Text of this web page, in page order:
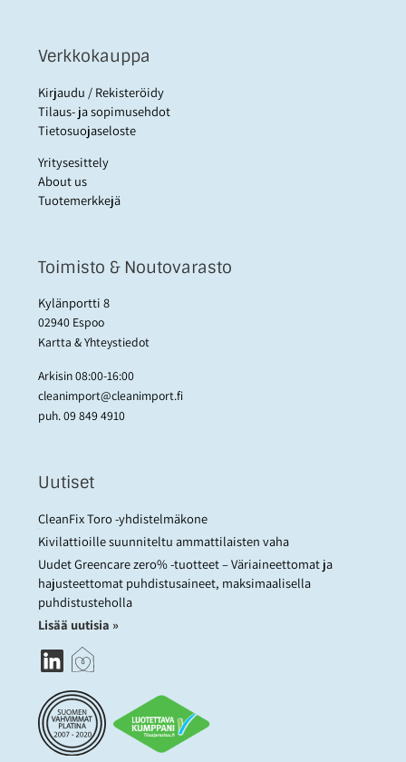
Verkkokauppa
Kirjaudu / Rekisteröidy
Tilaus- ja sopimusehdot
Tietosuojaseloste
Yritysesittely
About us
Tuotemerkkejä
Toimisto & Noutovarasto
Kylänportti 8
02940 Espoo
Kartta & Yhteystiedot
Arkisin 08:00-16:00
cleanimport@cleanimport.fi
puh.09 849 4910
Uutiset
CleanFix Toro -yhdistelmäkone
Kivilattioille suunniteltu ammattilaisten vaha
Uudet Greencare zero% -tuotteet – Väriaineettomat ja
hajusteettomat puhdistusaineet, maksimaalisella
puhdistusteholla
Lisää uutisia »